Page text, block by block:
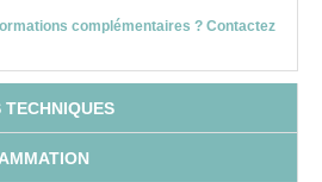
complémentaires ? Contactez